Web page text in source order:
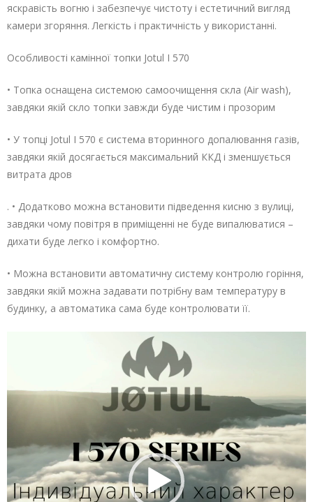
яскравість вогню і забезпечує чистоту і естетичний вигляд
камери згоряння. Легкість і практичність у використанні.
Особливості камінної топки Jotul I 570
• Топка оснащена системою самоочищення скла (Air wash),
завдяки якій скло топки завжди буде чистим і прозорим
• У топці Jotul I 570 є система вторинного допалювання газів,
завдяки якій досягається максимальний ККД і зменшується
витрата дров
. • Додатково можна встановити підведення кисню з вулиці,
завдяки чому повітря в приміщенні не буде випалюватися –
дихати буде легко і комфортно.
• Можна встановити автоматичну систему контролю горіння,
завдяки якій можна задавати потрібну вам температуру в
будинку, а автоматика сама буде контролювати її.